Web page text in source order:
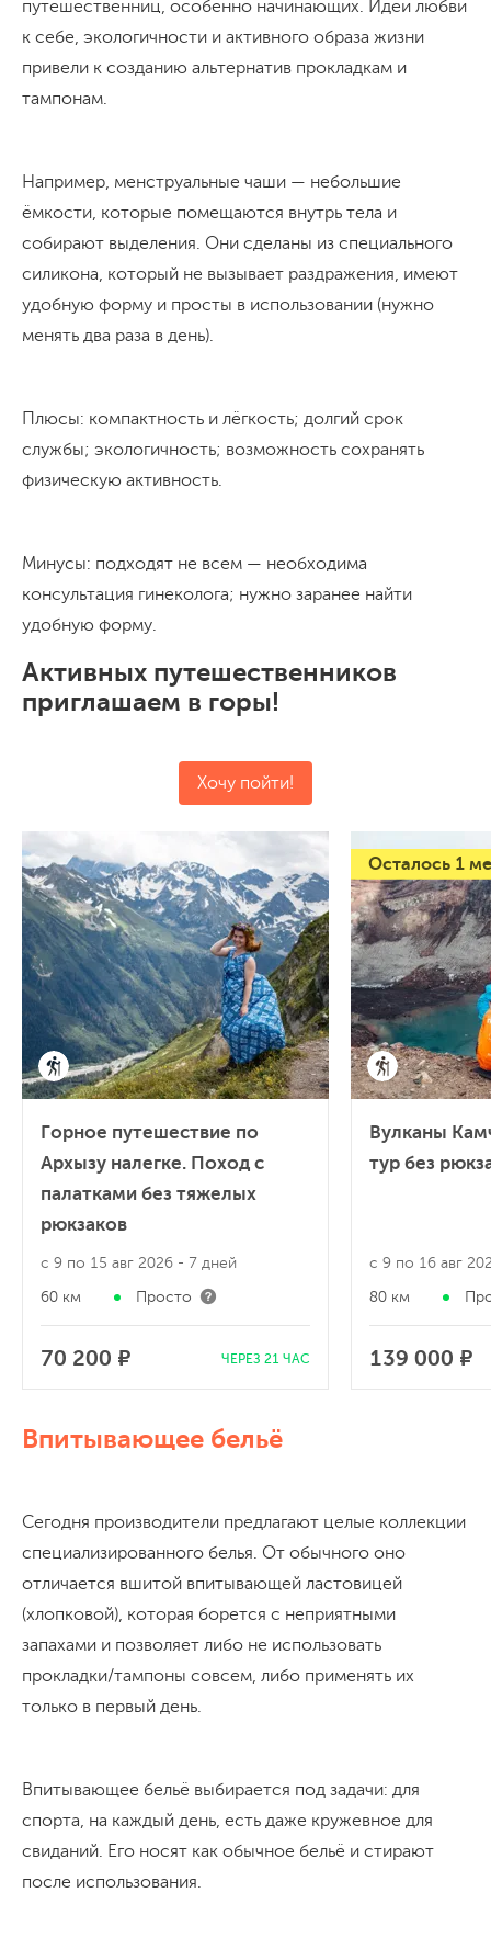
путешественниц, особенно начинающих. Идеи любви
к себе, экологичности и активного образа жизни
привели к созданию альтернатив прокладкам и
тампонам.
Например, менструальные чаши — небольшие
ёмкости, которые помещаются внутрь тела и
собирают выделения. Они сделаны из специального
силикона, который не вызывает раздражения, имеют
удобную форму и просты в использовании (нужно
менять два раза в день).
Плюсы: компактность и лёгкость; долгий срок
службы; экологичность; возможность сохранять
физическую активность.
Минусы: подходят не всем — необходима
консультация гинеколога; нужно заранее найти
удобную форму.
Активных путешественников
приглашаем в горы!
Хочу пойти!
Горное путешествие по
Архызу налегке. Поход с
палатками без тяжелых
рюкзаков
с 9 по 15 авг 2026 - 7 дней
60 км Просто
70 200 ₽ ЧЕРЕЗ 21 ЧАС
Осталось 1
Вулканы
тур без
с 9 по 16 авг
80 км
139 000 ₽
Впитывающее бельё
Сегодня производители предлагают целые коллекции
специализированного белья. От обычного оно
отличается вшитой впитывающей ластовицей
(хлопковой), которая борется с неприятными
запахами и позволяет либо не использовать
прокладки/тампоны совсем, либо применять их
только в первый день.
Впитывающее бельё выбирается под задачи: для
спорта, на каждый день, есть даже кружевное для
свиданий. Его носят как обычное бельё и стирают
после использования.